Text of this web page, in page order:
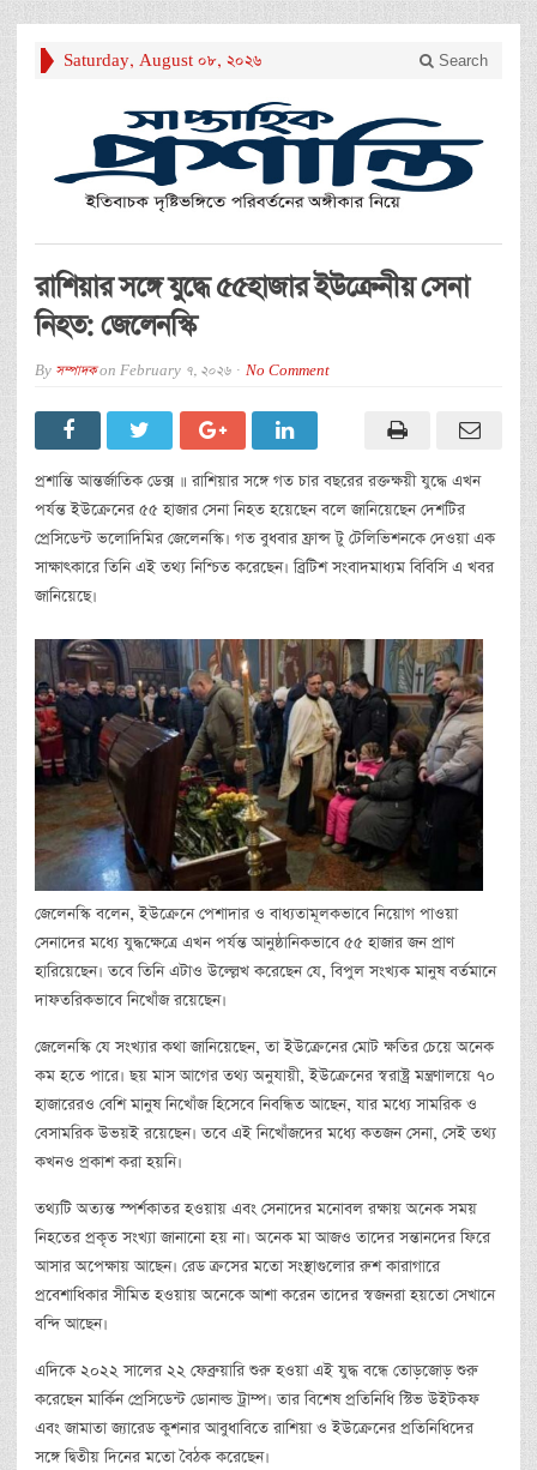
Saturday, August 08, 2026 Search
রাশিয়ার সঙ্গে যুদ্ধে ৫৫হাজার ইউক্রেনীয় সেনা
নিহত: জেলেনস্কি
By সম্পাদকon February 7, 2026 No Comment
প্রশান্তি আন্তর্জাতিক ডেক্স ॥ রাশিয়ার সঙ্গে গত চার বছরের রক্তক্ষয়ী যুদ্ধে এখন
পর্যন্ত ইউক্রেনের ৫৫ হাজার সেনা নিহত হয়েছেন বলে জানিয়েছেন দেশটির
প্রেসিডেন্ট ভলোদিমির জেলেনস্কি। গত বুধবার ফ্রান্স টু টেলিভিশনকে দেওয়া এক
সাক্ষাৎকারে তিনি এই তথ্য নিশ্চিত করেছেন। ব্রিটিশ সংবাদমাধ্যম বিবিসি এ খবর
জানিয়েছে।
জেলেনস্কি বলেন, ইউক্রেনে পেশাদার ও বাধ্যতামূলকভাবে নিয়োগ পাওয়া
সেনাদের মধ্যে যুদ্ধক্ষেত্রে এখন পর্যন্ত আনুষ্ঠানিকভাবে ৫৫ হাজার জন প্রাণ
হারিয়েছেন। তবে তিনি এটাও উল্ল্লেখ করেছেন যে, বিপুল সংখ্যক মানুষ বর্তমানে
দাফতরিকভাবে নিখোঁজ রয়েছেন।
জেলেনস্কি যে সংখ্যার কথা জানিয়েছেন, তা ইউক্রেনের মোট ক্ষতির চেয়ে অনেক
কম হতে পারে। ছয় মাস আগের তথ্য অনুযায়ী, ইউক্রেনের স্বরাষ্ট্র মন্ত্রণালয়ে ৭০
হাজারেরও বেশি মানুষ নিখোঁজ হিসেবে নিবন্ধিত আছেন, যার মধ্যে সামরিক ও
বেসামরিক উভয়ই রয়েছেন। তবে এই নিখোঁজদের মধ্যে কতজন সেনা, সেই তথ্য
কখনও প্রকাশ করা হয়নি।
তথ্যটি অত্যন্ত স্পর্শকাতর হওয়ায় এবং সেনাদের মনোবল রক্ষায় অনেক সময়
নিহতের প্রকৃত সংখ্যা জানানো হয় না। অনেক মা আজও তাদের সন্তানদের ফিরে
আসার অপেক্ষায় আছেন। রেড ক্রসের মতো সংস্থাগুলোর রুশ কারাগারে
প্রবেশাধিকার সীমিত হওয়ায় অনেকে আশা করেন তাদের স্বজনরা হয়তো সেখানে
বন্দি আছেন।
এদিকে ২০২২ সালের ২২ ফেব্রুয়ারি শুরু হওয়া এই যুদ্ধ বন্ধে তোড়জোড় শুরু
করেছেন মার্কিন প্রেসিডেন্ট ডোনাল্ড ট্রাম্প। তার বিশেষ প্রতিনিধি স্টিভ উইটকফ
এবং জামাতা জ্যারেড কুশনার আবুধাবিতে রাশিয়া ও ইউক্রেনের প্রতিনিধিদের
সঙ্গে দ্বিতীয় দিনের মতো বৈঠক করেছেন।